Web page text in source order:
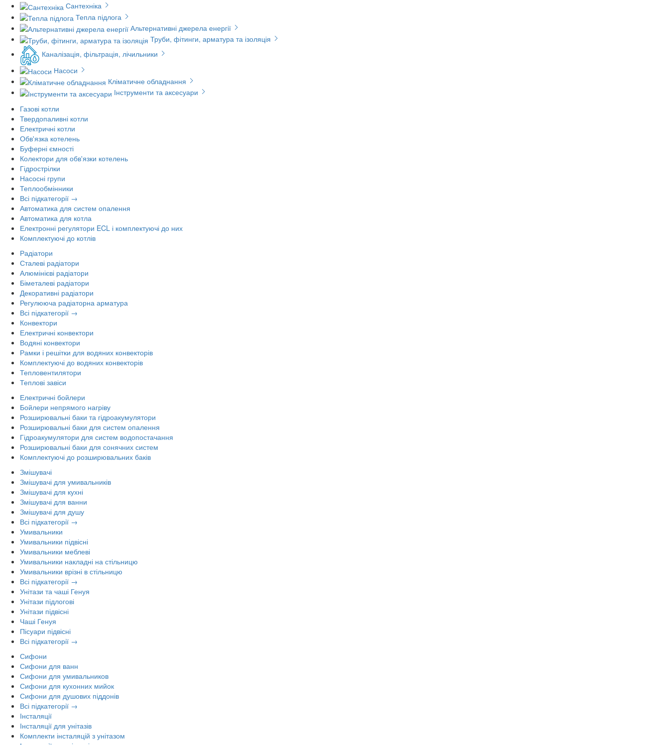
Сантехніка
Тепла підлога
Альтернативні джерела енергії
Труби, фітинги, арматура та ізоляція
Каналізація, фільтрація, лічильники
Насоси
Кліматичне обладнання
Інструменти та аксесуари
Газові котли
Твердопаливні котли
Електричні котли
Обв'язка котелень
Буферні ємності
Колектори для обв'язки котелень
Гідрострілки
Насосні групи
Теплообмінники
Всі підкатегорії →
Автоматика для систем опалення
Автоматика для котла
Електронні регулятори ECL і комплектуючі до них
Комплектуючі до котлів
Радіатори
Сталеві радіатори
Алюмінієві радіатори
Біметалеві радіатори
Декоративні радіатори
Регулююча радіаторна арматура
Всі підкатегорії →
Конвектори
Електричні конвектори
Водяні конвектори
Рамки і решітки для водяних конвекторів
Комплектуючі до водяних конвекторів
Тепловентилятори
Теплові завіси
Електричні бойлери
Бойлери непрямого нагріву
Розширювальні баки та гідроакумулятори
Розширювальні баки для систем опалення
Гідроакумулятори для систем водопостачання
Розширювальні баки для сонячних систем
Комплектуючі до розширювальних баків
Змішувачі
Змішувачі для умивальників
Змішувачі для кухні
Змішувачі для ванни
Змішувачі для душу
Всі підкатегорії →
Умивальники
Умивальники підвісні
Умивальники меблеві
Умивальники накладні на стільницю
Умивальники врізні в стільницю
Всі підкатегорії →
Унітази та чаші Генуя
Унітази підлогові
Унітази підвісні
Чаші Генуя
Пісуари підвісні
Всі підкатегорії →
Сифони
Сифони для ванн
Сифони для умивальников
Сифони для кухонних мийок
Сифони для душових піддонів
Всі підкатегорії →
Інсталяції
Інсталяції для унітазів
Комплекти інсталяцій з унітазом